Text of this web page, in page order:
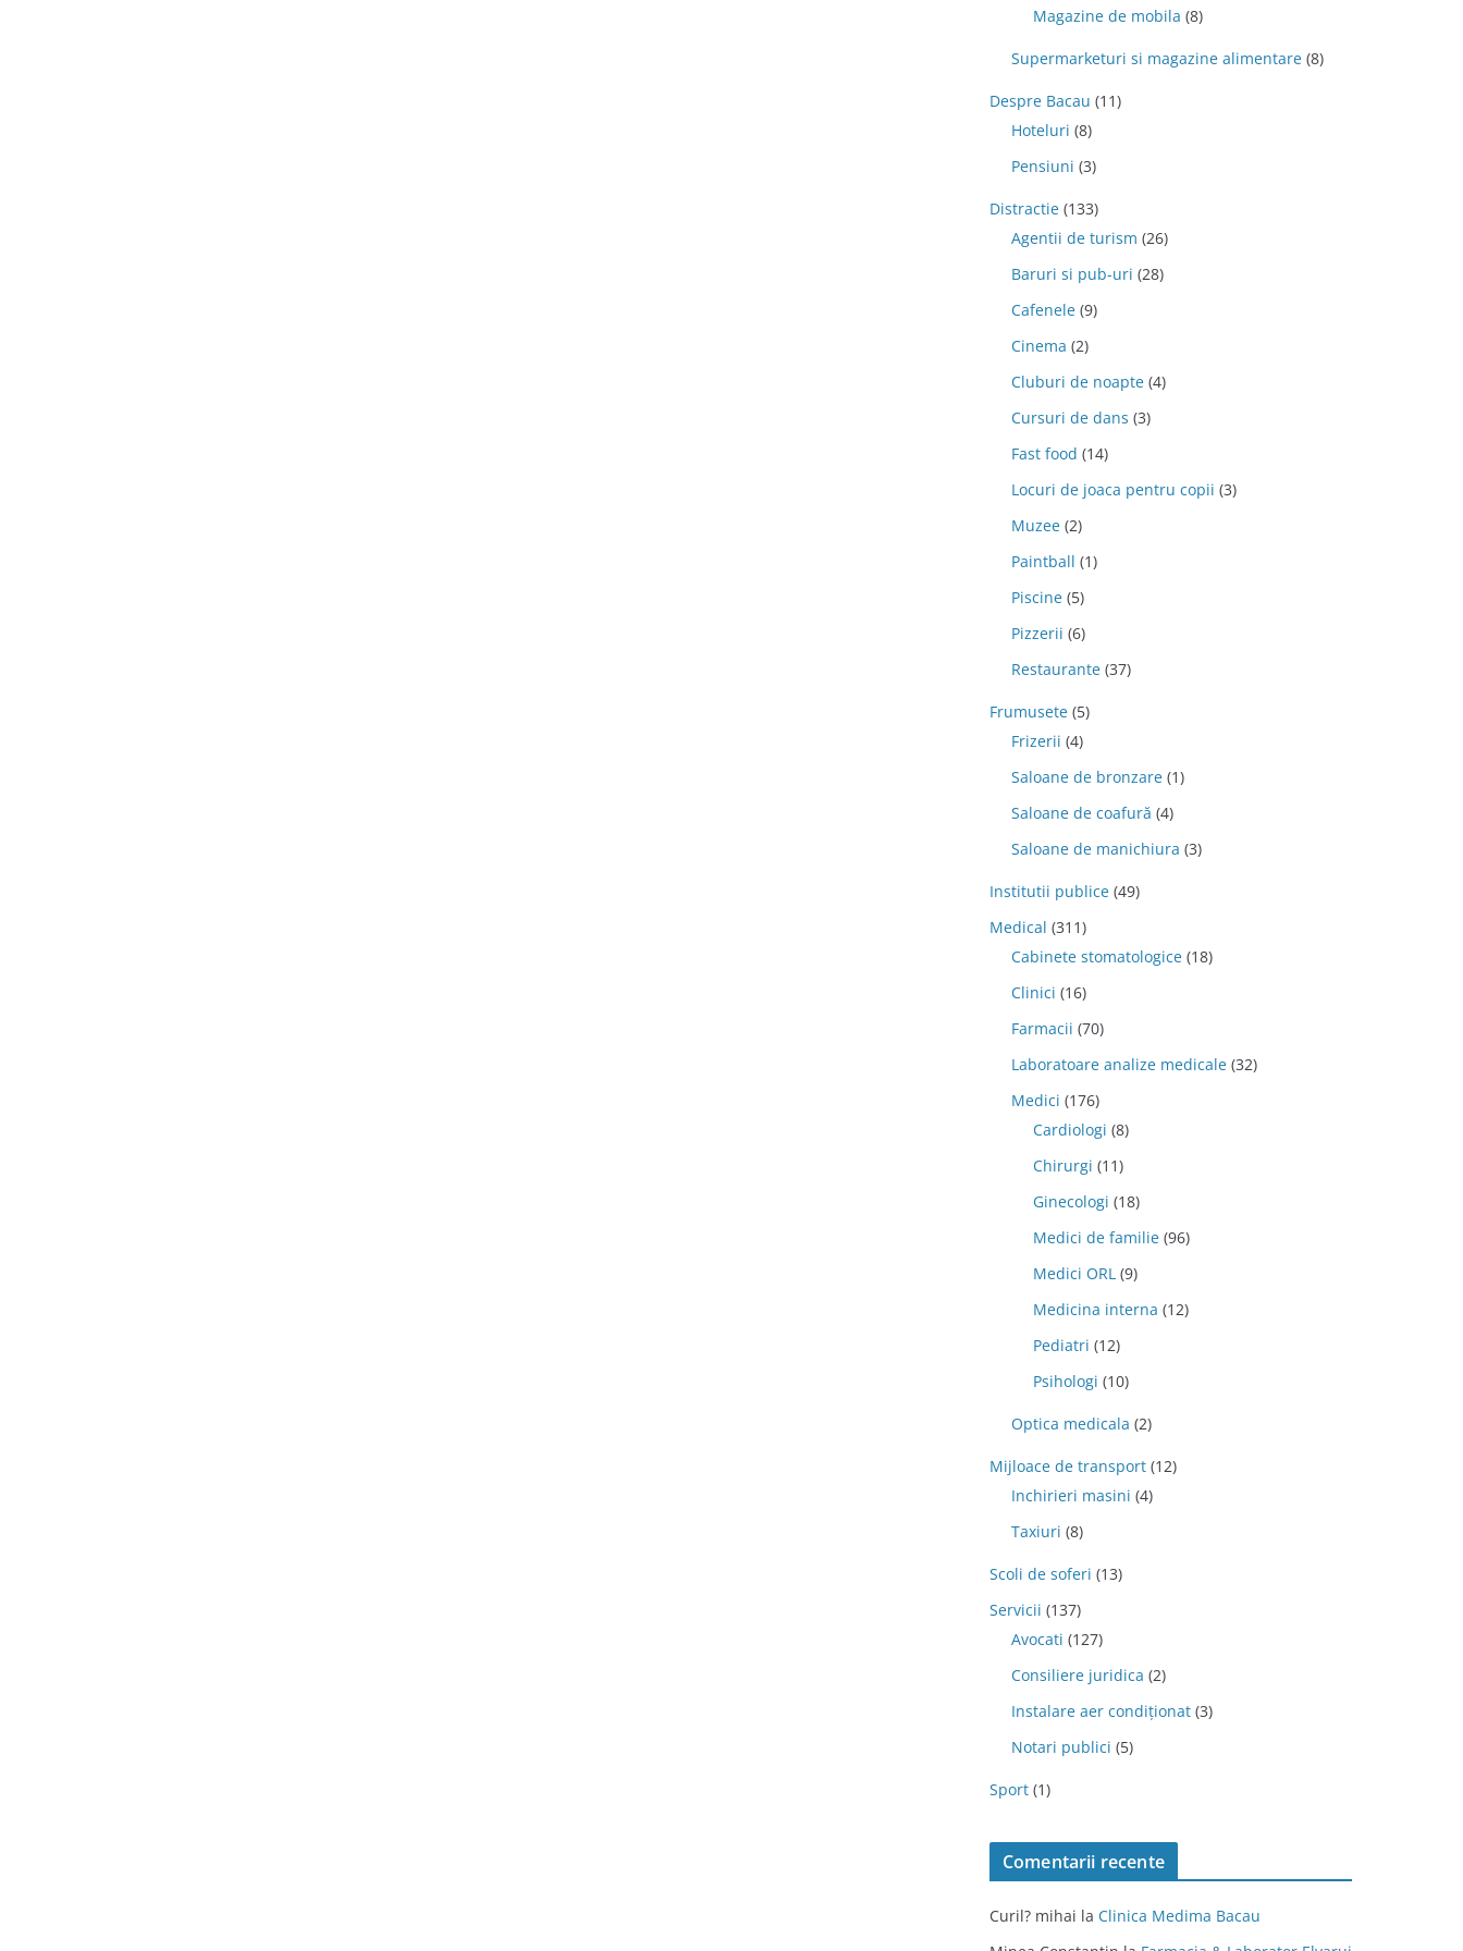
Magazine de mobila (8)
Supermarketuri si magazine alimentare (8)
Despre Bacau (11)
Hoteluri (8)
Pensiuni (3)
Distractie (133)
Agentii de turism (26)
Baruri si pub-uri (28)
Cafenele (9)
Cinema (2)
Cluburi de noapte (4)
Cursuri de dans (3)
Fast food (14)
Locuri de joaca pentru copii (3)
Muzee (2)
Paintball (1)
Piscine (5)
Pizzerii (6)
Restaurante (37)
Frumusete (5)
Frizerii (4)
Saloane de bronzare (1)
Saloane de coafură (4)
Saloane de manichiura (3)
Institutii publice (49)
Medical (311)
Cabinete stomatologice (18)
Clinici (16)
Farmacii (70)
Laboratoare analize medicale (32)
Medici (176)
Cardiologi (8)
Chirurgi (11)
Ginecologi (18)
Medici de familie (96)
Medici ORL (9)
Medicina interna (12)
Pediatri (12)
Psihologi (10)
Optica medicala (2)
Mijloace de transport (12)
Inchirieri masini (4)
Taxiuri (8)
Scoli de soferi (13)
Servicii (137)
Avocati (127)
Consiliere juridica (2)
Instalare aer condiționat (3)
Notari publici (5)
Sport (1)
Comentarii recente
Curil? mihai la Clinica Medima Bacau